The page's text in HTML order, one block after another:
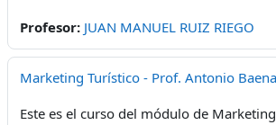
Profesor: JUAN MANUEL RUIZ RIEGO
Marketing Turístico - Prof. Antonio Baena
Este es el curso del módulo de